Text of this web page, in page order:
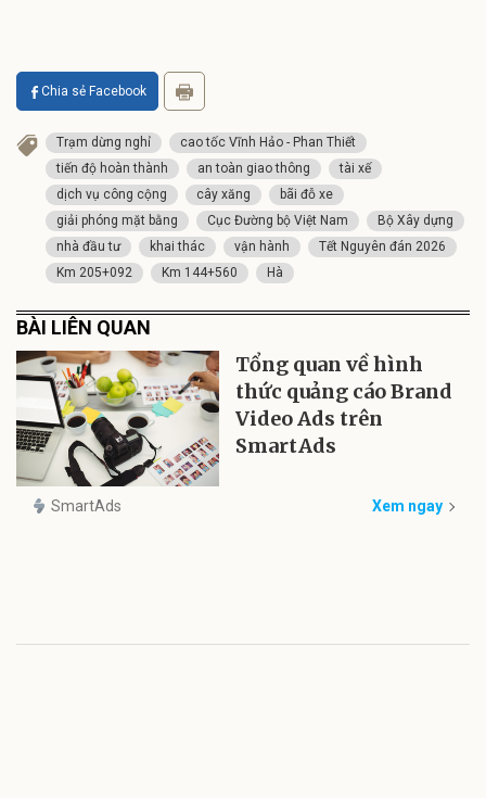
Chia sẻ Facebook
Trạm dừng nghỉ
cao tốc Vĩnh Hảo - Phan Thiết
tiến độ hoàn thành
an toàn giao thông
tài xế
dịch vụ công cộng
cây xăng
bãi đỗ xe
giải phóng mặt bằng
Cục Đường bộ Việt Nam
Bộ Xây dựng
nhà đầu tư
khai thác vận hành
Tết Nguyên đán 2026
Km 205+092
Km 144+560 Hà
BÀI LIÊN QUAN
Tổng quan về hình
thức quảng cáo Brand
Video Ads trên
SmartAds
SmartAds Xem ngay